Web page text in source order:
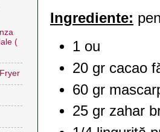
Ingrediente:
1 ou
20 gr cacao
60 gr
25 gr zahar
(